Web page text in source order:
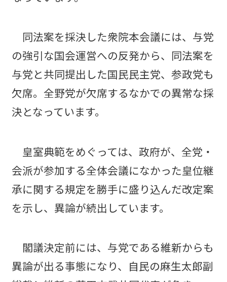
同法案を採決した衆院本会議には、与党
の強引な国会運営への反発から、同法案を
与党と共同提出した国民民主党、参政党も
欠席。全野党が欠席するなかでの異常な採
決となっています。
皇室典範をめぐっては、政府が、全党・
会派が参加する全体会議になかった皇位継
承に関する規定を勝手に盛り込んだ改定案
を示し、異論が続出しています。
閣議決定前には、与党である維新からも
異論が出る事態になり、自民の麻生太郎副